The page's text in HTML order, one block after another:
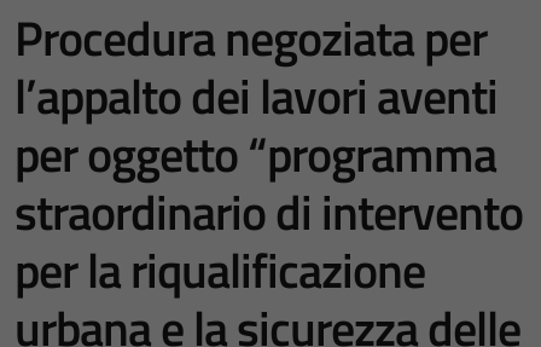
Procedura negoziata per
l’appalto dei lavori aventi
per oggetto “programma
straordinario di intervento
per la riqualificazione
urbana e la sicurezza delle